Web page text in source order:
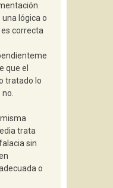
una lógica o
es correcta
que el
tratado lo
misma
trata
sin
o